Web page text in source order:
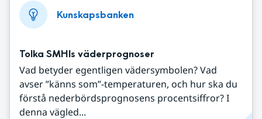
Kunskapsbanken
Tolka SMHIs väderprognoser
Vad betyder egentligen vädersymbolen? Vad
avser ”känns som”-temperaturen, och hur ska du
förstå nederbördsprognosens procentsiffror? I
denna vägled...